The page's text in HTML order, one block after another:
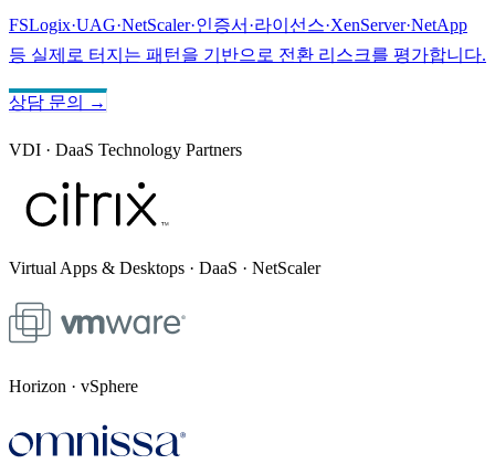
FSLogix·UAG·NetScaler·인증서·라이선스·XenServer·NetApp
등 실제로 터지는 패턴을 기반으로 전환 리스크를 평가합니다.
상담 문의 →
VDI · DaaS Technology Partners
Virtual Apps & Desktops · DaaS · NetScaler
Horizon · vSphere